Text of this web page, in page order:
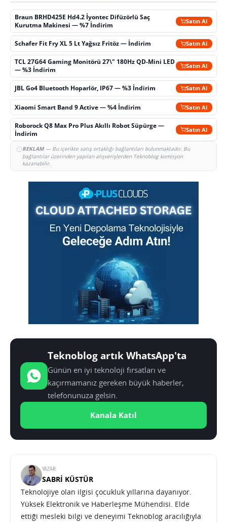
Braun BRHD425E Hd4.2 İyontec Difüzörlü Saç
Kurutma Makinesi — %7 İndirim
Satın Al
Schafer Fit Fry XL 5 Lt Yağsız Fritöz — İndirim Satın Al
TCL 27G64 Gaming Monitörü 27\" 180Hz QD-Mini LED
— %3 İndirim
Satın Al
JBL Go4 Bluetooth Hoparlör, IP67 — %3 İndirim Satın Al
Xiaomi Smart Band 9 Active — %4 İndirim Satın Al
Roborock Q8 Max Pro Plus Akıllı Robot Süpürge —
İndirim
Satın Al
REKLAM— Bu içerikte satış ortaklığı bağlantıları bulunmaktadır. Bu
bağlantılar üzerinden yapılan alışverişlerden Teknoblog komisyon
kazanabilir.
Teknoblog artık WhatsApp'ta
Günün en iyi teknoloji fırsatları ve
kaçırmamanız gereken büyük haberler,
telefonunuza gelsin.
Kanala Katıl
YAZAR:
SABRI KÜSTÜR
Teknolojiye olan ilgisi çocukluk yıllarına dayanıyor.
Yüksek Elektronik ve Haberleşme Mühendisi. Elde
ettiği mesleki bilgi ve deneyimi Teknoblog aracılığıyla